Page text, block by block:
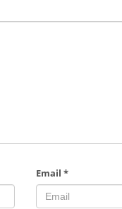
Email*